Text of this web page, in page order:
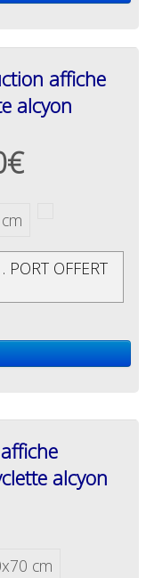
affiche
alcyon
OFFERT
alcyon
cm